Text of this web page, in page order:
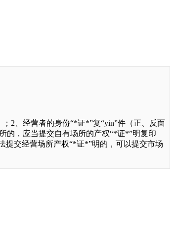
2、经营者的身份“*证*”复“yin”件（正、反面
的，应当提交自有场所的产权“*证*”明复印
提交经营场所产权“*证*”明的，可以提交市场